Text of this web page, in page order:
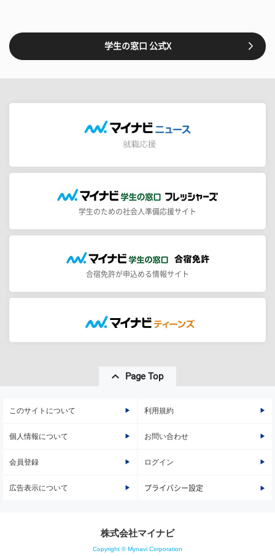
学生の窓口 公式X
学生のための社会人準備応援サイト
合宿免許が申込める情報サイト
Page Top
このサイトについて 利用規約
個人情報について お問い合わせ
会員登録 ログイン
広告表示について プライバシー設定
株式会社マイナビ
Copyright © Mynavi Corporation